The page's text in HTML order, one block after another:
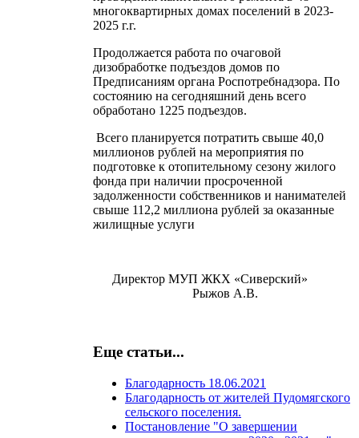
многоквартирных домах поселений в 2023-
2025 г.г.
Продолжается работа по очаговой
дизобработке подъездов домов по
Предписаниям органа Роспотребнадзора. По
состоянию на сегодняшний день всего
обработано 1225 подъездов.
Всего планируется потратить свыше 40,0
миллионов рублей на мероприятия по
подготовке к отопительному сезону жилого
фонда при наличии просроченной
задолженности собственников и нанимателей
свыше 112,2 миллиона рублей за оказанные
жилищные услуги
Директор МУП ЖКХ «Сиверский»
Рыжов А.В.
Еще статьи...
Благодарность 18.06.2021
Благодарность от жителей Пудомягского
сельского поселения.
Постановление "О завершении